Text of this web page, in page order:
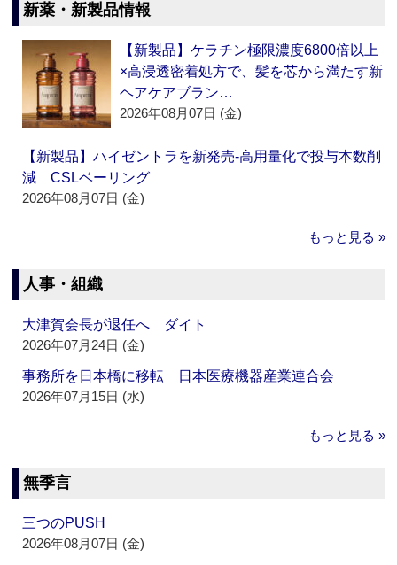
新薬・新製品情報
【新製品】ケラチン極限濃度6800倍以上
×高浸透密着処方で、髪を芯から満たす新
ヘアケアブラン…
2026年08月07日 (金)
【新製品】ハイゼントラを新発売‐高用量化で投与本数削
減 CSLベーリング
2026年08月07日 (金)
もっと見る »
人事・組織
大津賀会長が退任へ ダイト
2026年07月24日 (金)
事務所を日本橋に移転 日本医療機器産業連合会
2026年07月15日 (水)
もっと見る »
無季言
三つのPUSH
2026年08月07日 (金)